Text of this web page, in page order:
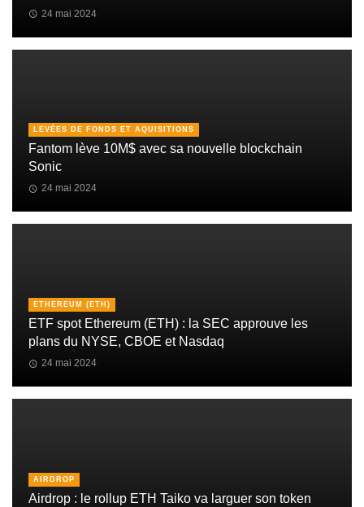
24 mai 2024
LEVÉES DE FONDS ET AQUISITIONS
Fantom lève 10M$ avec sa nouvelle blockchain
Sonic
24 mai 2024
ETHEREUM (ETH)
ETF spot Ethereum (ETH) : la SEC approuve les
plans du NYSE, CBOE et Nasdaq
24 mai 2024
AIRDROP
Airdrop : le rollup ETH Taiko va larguer son token